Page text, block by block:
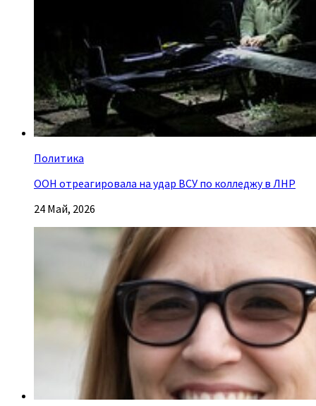
Политика
ООН отреагировала на удар ВСУ по колледжу в ЛНР
24 Май, 2026